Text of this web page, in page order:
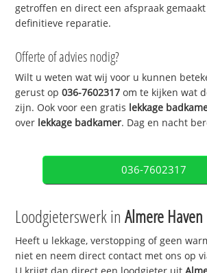
getroffen en direct een afspraak
definitieve reparatie.
Offerte of advies nodig?
Wilt u weten wat wij voor u kunnen
gerust op036-7602317 om te kijken wat
zijn. Ook voor een gratis lekkage
over lekkage badkamer. Dag en nacht
036-7602317
Loodgieterswerk inAlmere
Heeft u lekkage, verstopping of geen
niet en neem direct contact met ons op